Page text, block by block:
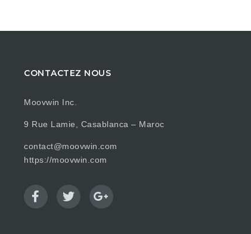
CONTACTEZ NOUS
Moovwin Inc.
9 Rue Lamie, Casablanca – Maroc
contact@moovwin.com
https://moovwin.com